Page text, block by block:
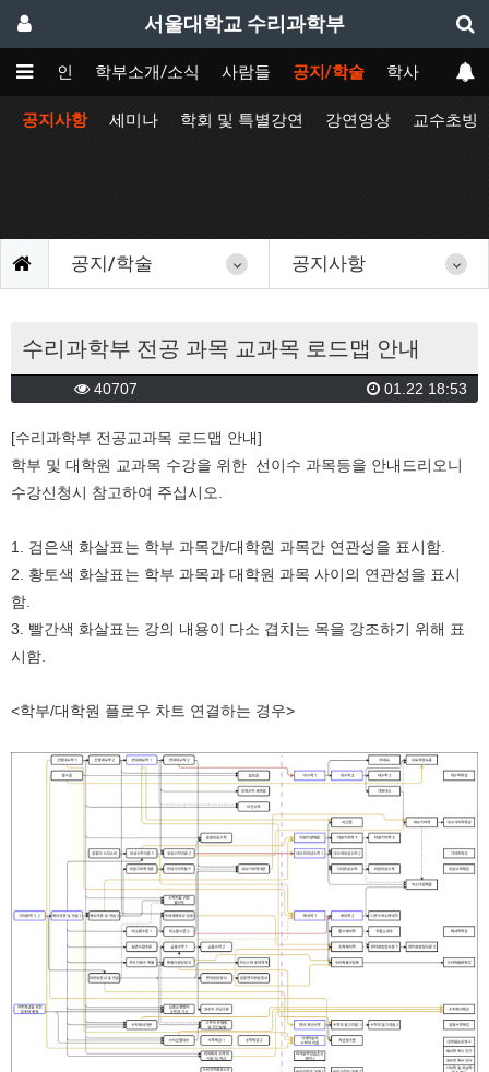
서울대학교 수리과학부
메인 학부소개/소식 사람들 공지/학술 학사
공지사항 세미나 학회 및 특별강연 강연영상 교수초빙
공지/학술 공지사항
수리과학부 전공 과목 교과목 로드맵 안내
40707 01.22 18:53
[수리과학부 전공교과목 로드맵 안내]
학부 및 대학원 교과목 수강을 위한 선이수 과목등을 안내드리오니
수강신청시 참고하여 주십시오.
1. 검은색 화살표는 학부 과목간/대학원 과목간 연관성을 표시함.
2. 황토색 화살표는 학부 과목과 대학원 과목 사이의 연관성을 표시
함.
3. 빨간색 화살표는 강의 내용이 다소 겹치는 목을 강조하기 위해 표
시함.
<학부/대학원 플로우 차트 연결하는 경우>